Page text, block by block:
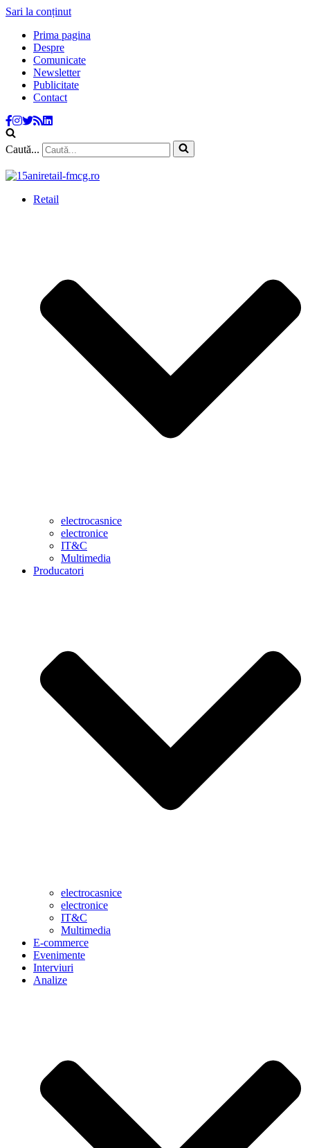
Sari la conținut
Prima pagina
Despre
Comunicate
Newsletter
Publicitate
Contact
Caută...
Retail
electrocasnice
electronice
IT&C
Multimedia
Producatori
electrocasnice
electronice
IT&C
Multimedia
E-commerce
Evenimente
Interviuri
Analize